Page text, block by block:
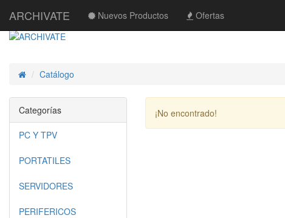
ARCHIVATE Nuevos Productos Ofertas
InicioCatálogo
¡No encontrado!
Categorías
PC Y TPV
PORTATILES
SERVIDORES
PERIFERICOS